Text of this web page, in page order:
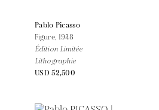
Pablo Picasso
Figure, 1948
Édition Limitée
Lithographie
USD 52,500